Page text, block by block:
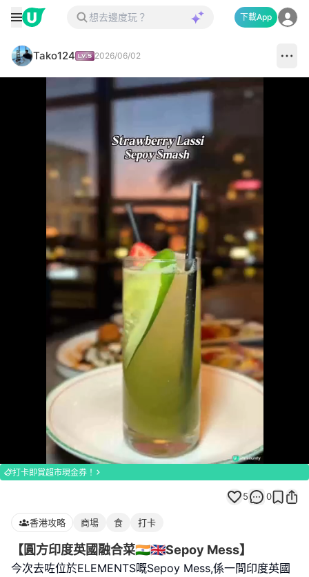
下載App
Tako124 2026/06/02
Loaded:
100.00%
打卡即賞超市現金券！
5 0
香港攻略 商場 食 打卡
【圓方印度英國融合菜🇮🇳🇬🇧Sepoy Mess】
今次去咗位於ELEMENTS嘅Sepoy Mess,係一間印度英國